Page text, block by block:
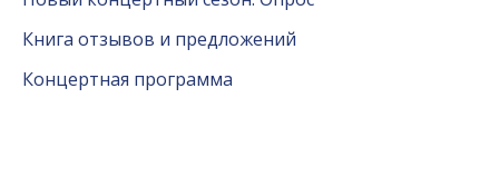
Книга отзывов и предложений
Концертная программа